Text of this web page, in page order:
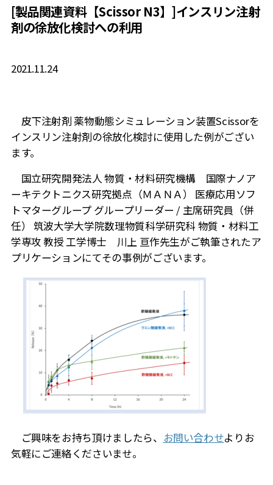
[製品関連資料【Scissor N3】]インスリン注射
剤の徐放化検討への利用
2021.11.24
皮下注射剤 薬物動態シミュレーション装置Scissorを
インスリン注射剤の徐放化検討に使用した例がござい
ます。
国立研究開発法人 物質・材料研究機構 国際ナノア
ーキテクトニクス研究拠点（ＭＡＮＡ） 医療応用ソフ
トマターグループ グループリーダー / 主席研究員（併
任） 筑波大学大学院数理物質科学研究科 物質・材料工
学専攻 教授 工学博士 川上 亘作先生がご執筆されたア
プリケーションにてその事例がございます。
ご興味をお持ち頂けましたら、 お問い合わせよりお
気軽にご連絡くださいませ。